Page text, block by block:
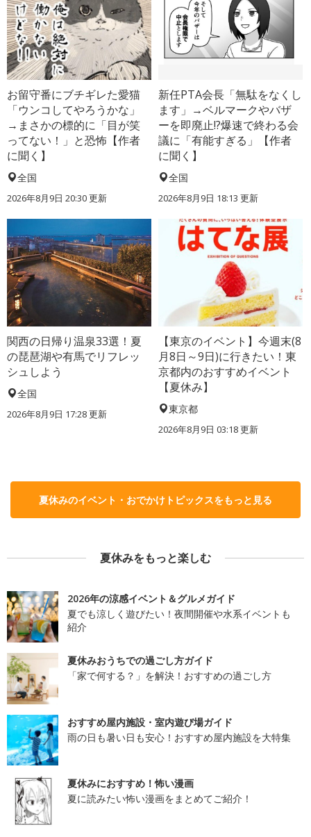
お留守番にブチギレた愛猫
「ウンコしてやろうかな」
→まさかの標的に「目が笑
ってない！」と恐怖【作者
に聞く】
全国
2026年8月9日 20:30更新
新任PTA会長「無駄をなくし
ます」→ベルマークやバザ
ーを即廃止!?爆速で終わる会
議に「有能すぎる」【作者
に聞く】
全国
2026年8月9日 18:13 更新
関西の日帰り温泉33選！夏
の琵琶湖や有馬でリフレッ
シュしよう
全国
2026年8月9日 17:28更新
【東京のイベント】今週末(8
月8日～9日)に行きたい！東
京都内のおすすめイベント
【夏休み】
東京都
2026年8月9日 03:18更新
夏休みのイベント・おでかけトピックスをもっと見る
夏休みをもっと楽しむ
2026年の涼感イベント＆グルメガイド
夏でも涼しく遊びたい！夜間開催や水系イベントも
紹介
夏休みおうちでの過ごし方ガイド
「家で何する？」を解決！おすすめの過ごし方
おすすめ屋内施設・室内遊び場ガイド
雨の日も暑い日も安心！おすすめ屋内施設を大特集
夏休みにおすすめ！怖い漫画
夏に読みたい怖い漫画をまとめてご紹介！